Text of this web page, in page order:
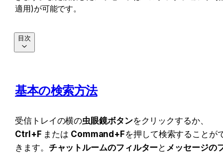
適用)が可能です。
基本の検索方法
受信トレイの横の虫眼鏡ボタンをクリックするか、
Ctrl+F または Command+Fを押して検索することが
きます。 チャットルームのフィルターと メッセージの
目次